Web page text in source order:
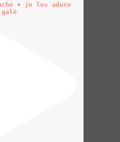
• je les adore